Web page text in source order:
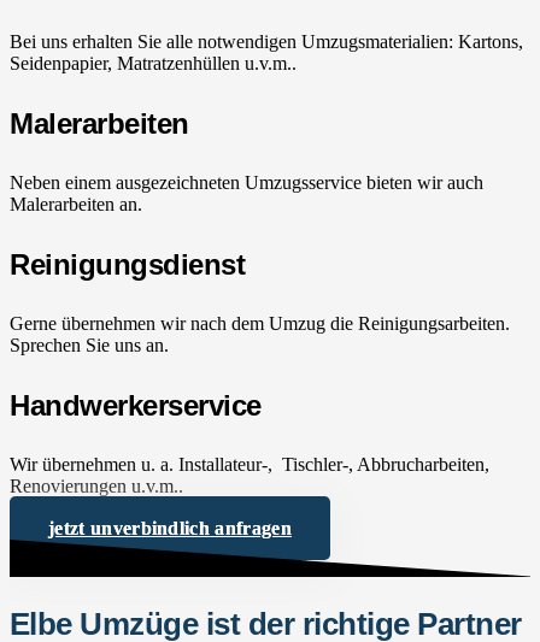
Bei uns erhalten Sie alle notwendigen Umzugsmaterialien: Kartons,
Seidenpapier, Matratzenhüllen u.v.m..
Malerarbeiten
Neben einem ausgezeichneten Umzugsservice bieten wir auch
Malerarbeiten an.
Reinigungsdienst
Gerne übernehmen wir nach dem Umzug die Reinigungsarbeiten.
Sprechen Sie uns an.
Handwerkerservice
Wir übernehmen u. a. Installateur-, Tischler-, Abbrucharbeiten,
Renovierungen u.v.m..
jetzt unverbindlich anfragen
Elbe Umzüge ist der richtige Partner